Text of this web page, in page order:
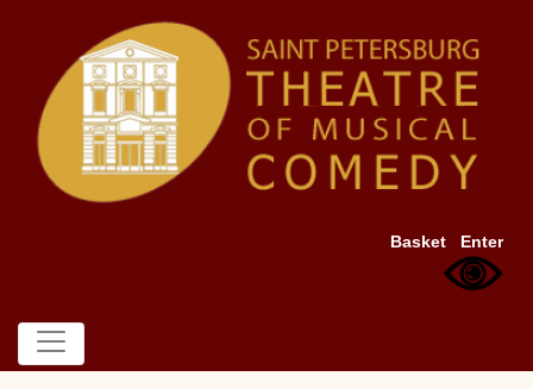
Basket Enter